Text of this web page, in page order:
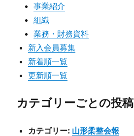
事業紹介
組織
業務・財務資料
新入会員募集
新着順一覧
更新順一覧
カテゴリーごとの投稿
カテゴリー: 山形柔整会報